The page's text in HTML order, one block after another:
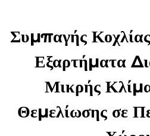
Συμπαγής
Εξαρτήματα
Μικρής
Θεμελίωσης σε